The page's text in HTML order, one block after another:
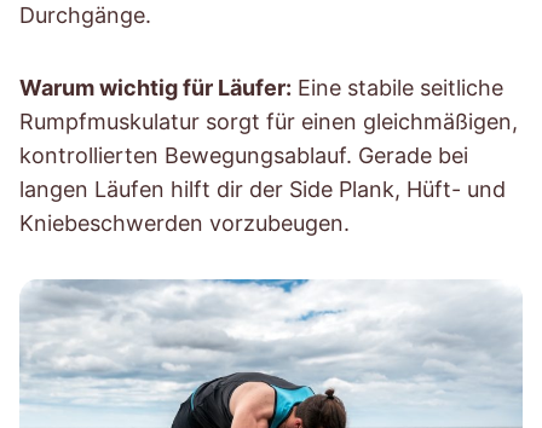
Durchgänge.
Warum wichtig für Läufer: Eine stabile seitliche
Rumpfmuskulatur sorgt für einen gleichmäßigen,
kontrollierten Bewegungsablauf. Gerade bei
langen Läufen hilft dir der Side Plank, Hüft- und
Kniebeschwerden vorzubeugen.